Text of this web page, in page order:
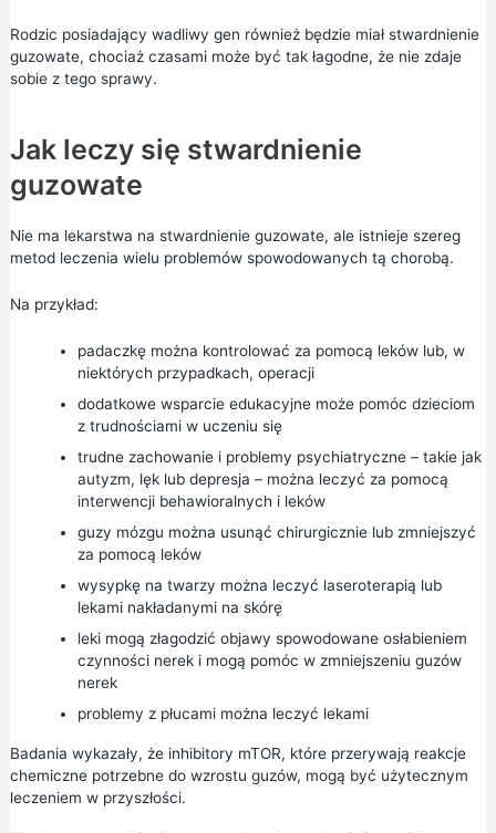
Rodzic posiadający wadliwy gen również będzie miał stwardnienie
guzowate, chociaż czasami może być tak łagodne, że nie zdaje
sobie z tego sprawy.
Jak leczy się stwardnienie
guzowate
Nie ma lekarstwa na stwardnienie guzowate, ale istnieje szereg
metod leczenia wielu problemów spowodowanych tą chorobą.
Na przykład:
padaczkę można kontrolować za pomocą leków lub, w
niektórych przypadkach, operacji
dodatkowe wsparcie edukacyjne może pomóc dzieciom
z trudnościami w uczeniu się
trudne zachowanie i problemy psychiatryczne – takie jak
autyzm, lęk lub depresja – można leczyć za pomocą
interwencji behawioralnych i leków
guzy mózgu można usunąć chirurgicznie lub zmniejszyć
za pomocą leków
wysypkę na twarzy można leczyć laseroterapią lub
lekami nakładanymi na skórę
leki mogą złagodzić objawy spowodowane osłabieniem
czynności nerek i mogą pomóc w zmniejszeniu guzów
nerek
problemy z płucami można leczyć lekami
Badania wykazały, że inhibitory mTOR, które przerywają reakcje
chemiczne potrzebne do wzrostu guzów, mogą być użytecznym
leczeniem w przyszłości.